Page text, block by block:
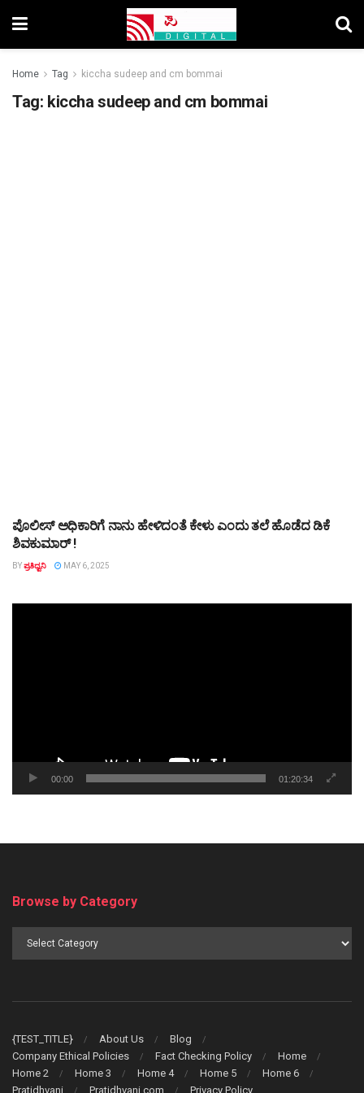
Home Tag kiccha sudeep and cm bommai
Tag: kiccha sudeep and cm bommai
ಕರ್ನಾಟಕ
ಪೊಲೀಸ್ ಅಧಿಕಾರಿಗೆ ನಾನು ಹೇಳಿದಂತೆ ಕೇಳು ಎಂದು ತಲೆ ಹೊಡೆದ ಡಿಕೆ
ಶಿವಕುಮಾರ್ !
BYಪ್ರತಿಧ್ವನಿ MAY 6, 2025
00:00 01:20:34
Browse by Category
{TEST_TITLE} About Us
Blog
Company Ethical Policies
Fact Checking Policy
Home
Home 2
Home 3 Home 4 Home 5
Home 6
Pratidhvani
Pratidhvani.com Privacy Policy